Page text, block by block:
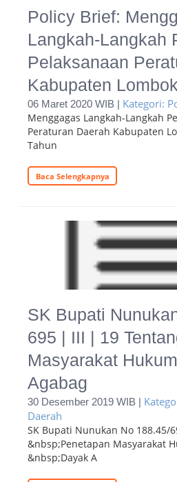
Policy Brief:
Langkah-Langkah
Pelaksanaan
Kabupaten
06 Maret 2020 WIB | Kategori:
Menggagas Langkah-Langkah
Peraturan Daerah Kabupaten
Tahun
Baca Selengkapnya
SK Bupati
695 | III | 19
Masyarakat
Agabag
30 Desember 2019 WIB |
Daerah
SK Bupati Nunukan No 188.45/
&nbsp;Penetapan Masyarakat
&nbsp;Dayak A